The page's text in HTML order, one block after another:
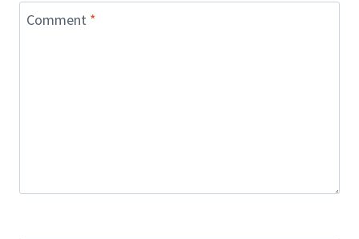
Comment *